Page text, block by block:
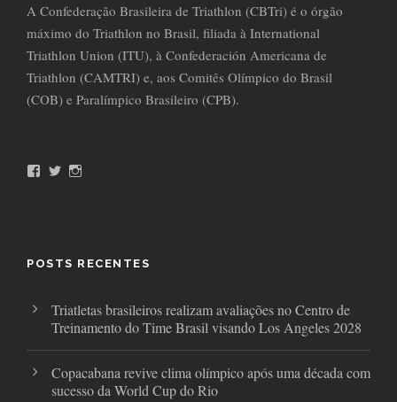
A Confederação Brasileira de Triathlon (CBTri) é o órgão
máximo do Triathlon no Brasil, filiada à International
Triathlon Union (ITU), à Confederación Americana de
Triathlon (CAMTRI) e, aos Comitês Olímpico do Brasil
(COB) e Paralímpico Brasileiro (CPB).
k
T
a
POSTS RECENTES
Triatletas brasileiros realizam avaliações no Centro de
Treinamento do Time Brasil visando Los Angeles 2028
Copacabana revive clima olímpico após uma década com
sucesso da World Cup do Rio